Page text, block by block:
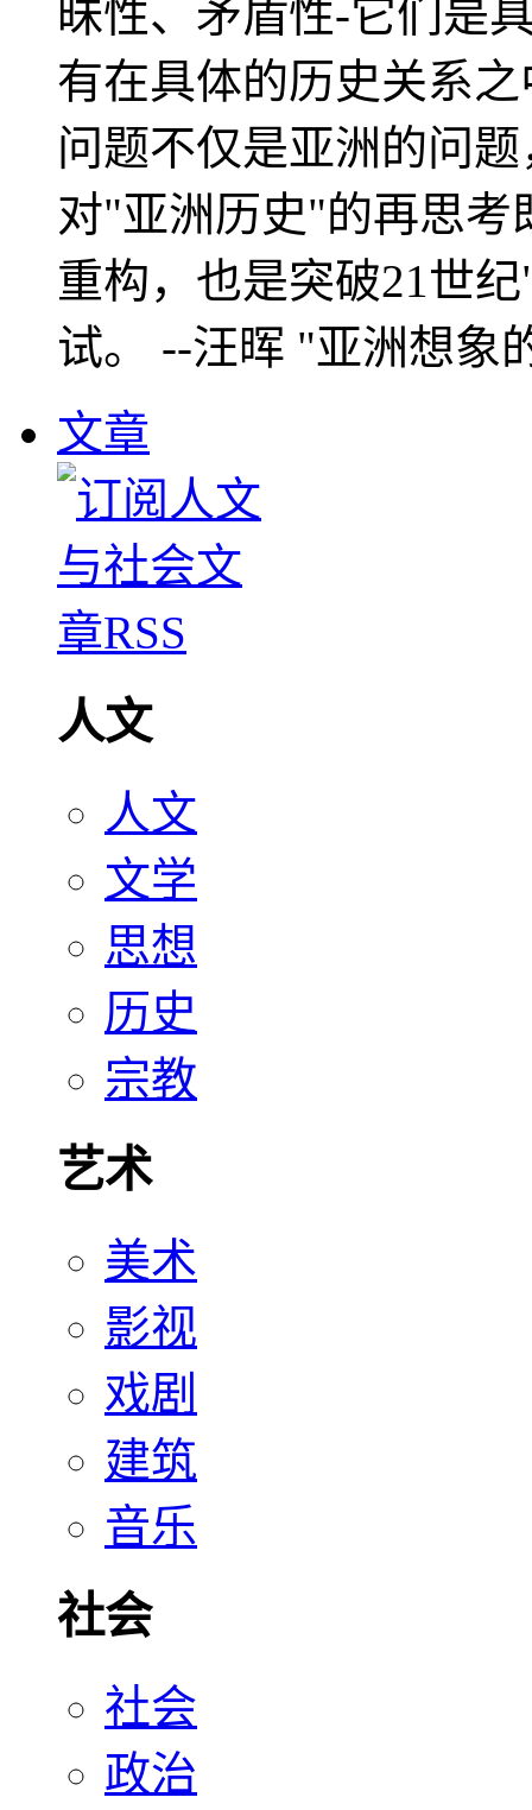
昧性、矛盾性-它们是
有在具体的历史关系
问题不仅是亚洲的问
对"亚洲历史"的再思考
重构，也是突破21世
试。 --汪晖 "亚洲想象
文章
人文
人文
文学
思想
历史
宗教
艺术
美术
影视
戏剧
建筑
音乐
社会
社会
政治